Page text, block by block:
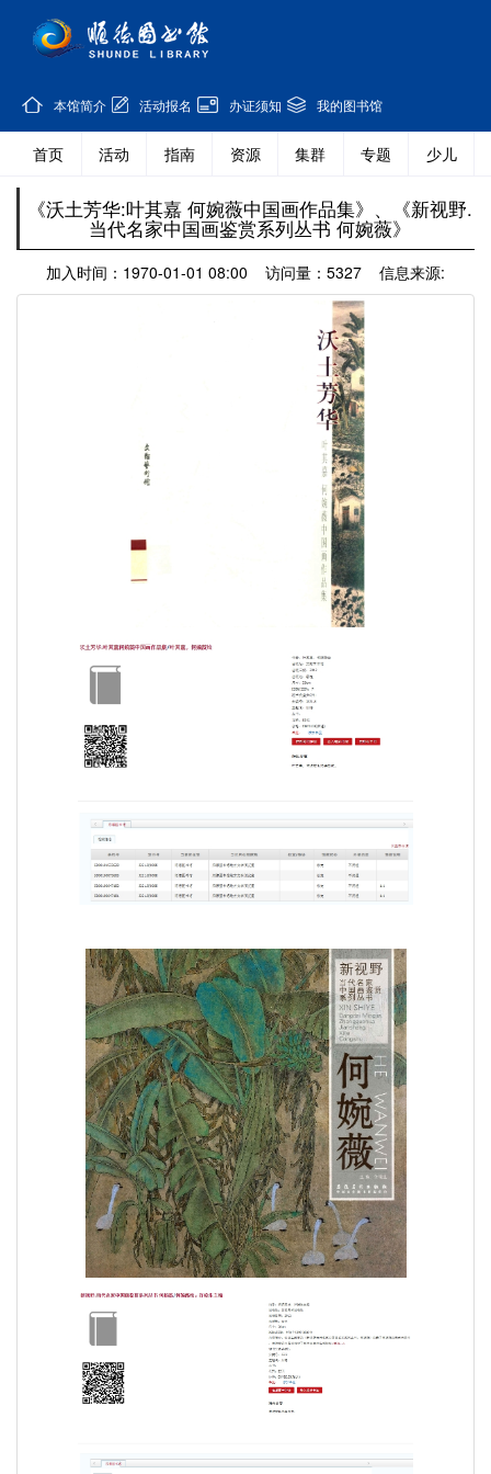
本馆简介 活动报名 办证须知 我的图书馆
首页 活动 指南 资源 集群 专题 少儿
《沃土芳华:叶其嘉 何婉薇中国画作品集》、《新视野.
当代名家中国画鉴赏系列丛书 何婉薇》
加入时间：1970-01-01 08:00 访问量：5327 信息来源: